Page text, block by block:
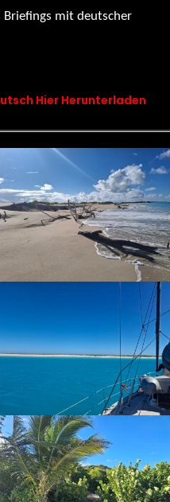
Briefings mit deutscher
Hier Herunterladen